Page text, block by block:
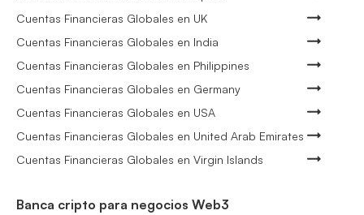
Cuentas Financieras Globales en UK
Cuentas Financieras Globales en India
Cuentas Financieras Globales en Philippines
Cuentas Financieras Globales en Germany
Cuentas Financieras Globales en USA
Cuentas Financieras Globales en United Arab Emirates
Cuentas Financieras Globales en Virgin Islands
Banca cripto para negocios Web3